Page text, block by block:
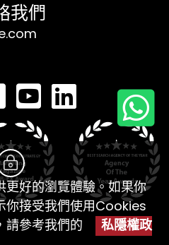
我們
好的瀏覽體驗。如果你
你接受我們使用Cookies
請參考我們的
私隱權政